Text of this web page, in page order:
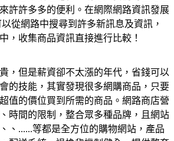
許許多多的便利。在網際網路資訊發展
從網路中搜尋到許多新訊息及資訊，
，收集商品資訊直接進行比較！
，但是薪資卻不太漲的年代，省錢可以
的技能，其實發現很多網購商品，只要
值的價位買到所需的商品。網路商店營
時間的限制，整合眾多種品牌，且網站
、......等都是全方位的購物網站，產品